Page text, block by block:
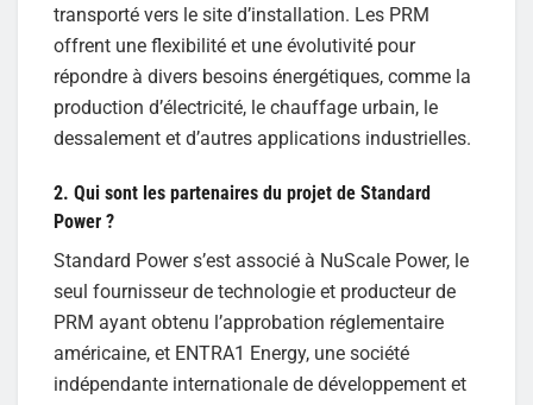
transporté vers le site d’installation. Les PRM
offrent une flexibilité et une évolutivité pour
répondre à divers besoins énergétiques, comme la
production d’électricité, le chauffage urbain, le
dessalement et d’autres applications industrielles.
2. Qui sont les partenaires du projet de Standard
Power ?
Standard Power s’est associé à NuScale Power, le
seul fournisseur de technologie et producteur de
PRM ayant obtenu l’approbation réglementaire
américaine, et ENTRA1 Energy, une société
indépendante internationale de développement et